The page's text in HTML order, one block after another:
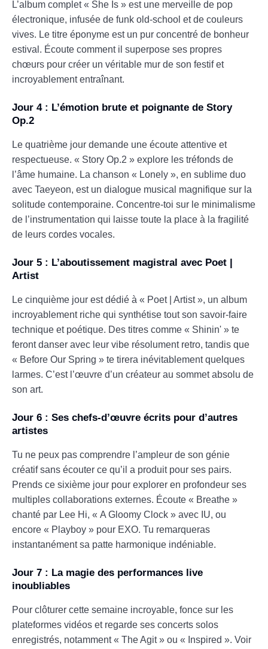
L’album complet « She Is » est une merveille de pop
électronique, infusée de funk old-school et de couleurs
vives. Le titre éponyme est un pur concentré de bonheur
estival. Écoute comment il superpose ses propres
chœurs pour créer un véritable mur de son festif et
incroyablement entraînant.
Jour 4 : L’émotion brute et poignante de Story
Op.2
Le quatrième jour demande une écoute attentive et
respectueuse. « Story Op.2 » explore les tréfonds de
l’âme humaine. La chanson « Lonely », en sublime duo
avec Taeyeon, est un dialogue musical magnifique sur la
solitude contemporaine. Concentre-toi sur le minimalisme
de l’instrumentation qui laisse toute la place à la fragilité
de leurs cordes vocales.
Jour 5 : L’aboutissement magistral avec Poet |
Artist
Le cinquième jour est dédié à « Poet | Artist », un album
incroyablement riche qui synthétise tout son savoir-faire
technique et poétique. Des titres comme « Shinin' » te
feront danser avec leur vibe résolument retro, tandis que
« Before Our Spring » te tirera inévitablement quelques
larmes. C’est l’œuvre d’un créateur au sommet absolu de
son art.
Jour 6 : Ses chefs-d’œuvre écrits pour d’autres
artistes
Tu ne peux pas comprendre l’ampleur de son génie
créatif sans écouter ce qu’il a produit pour ses pairs.
Prends ce sixième jour pour explorer en profondeur ses
multiples collaborations externes. Écoute « Breathe »
chanté par Lee Hi, « A Gloomy Clock » avec IU, ou
encore « Playboy » pour EXO. Tu remarqueras
instantanément sa patte harmonique indéniable.
Jour 7 : La magie des performances live
inoubliables
Pour clôturer cette semaine incroyable, fonce sur les
plateformes vidéos et regarde ses concerts solos
enregistrés, notamment « The Agit » ou « Inspired ». Voir